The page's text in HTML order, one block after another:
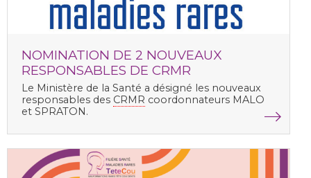
NOMINATION DE 2 NOUVEAUX
RESPONSABLES DE CRMR
Le Ministère de la Santé a désigné les nouveaux
responsables des CRMR coordonnateurs MALO
et SPRATON.